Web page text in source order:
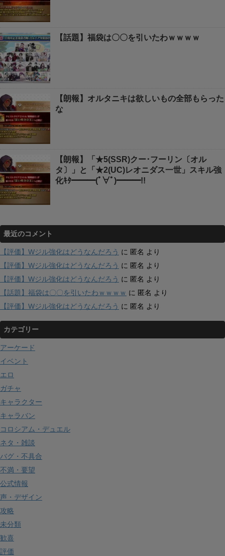
【話題】福袋は〇〇を引いたわｗｗｗｗ
【朗報】オルタニキは欲しいもの全部もらった
な
【朗報】「★5(SSR)クー･フーリン〔オル
タ〕」と「★2(UC)レオニダス一世」スキル強
化ｷﾀ━━━(ﾟ∀ﾟ)━━━!!
最近のコメント
【評価】Wジル強化はどうなんだろう に 匿名 より
【評価】Wジル強化はどうなんだろう に 匿名 より
【評価】Wジル強化はどうなんだろう に 匿名 より
【話題】福袋は〇〇を引いたわｗｗｗｗ に 匿名 より
【評価】Wジル強化はどうなんだろう に 匿名 より
カテゴリー
アーケード
イベント
エロ
ガチャ
キャラクター
キャラバン
コロシアム・デュエル
ネタ・雑談
バグ・不具合
不満・要望
公式情報
声・デザイン
攻略
未分類
歓喜
評価